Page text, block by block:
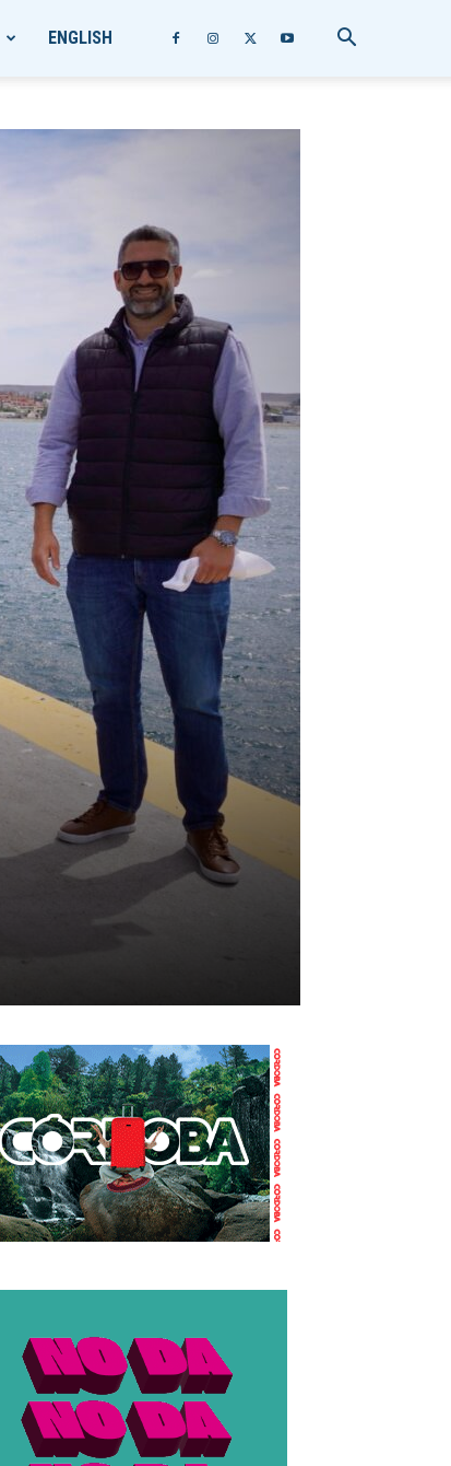
ENGLISH